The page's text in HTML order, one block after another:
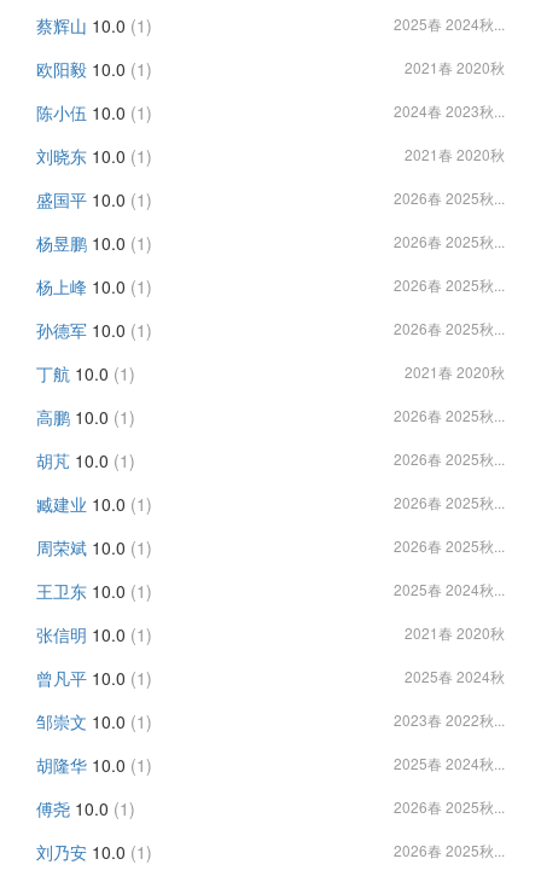
蔡辉山 10.0 (1) 2025春 2024秋...
欧阳毅 10.0 (1) 2021春 2020秋
陈小伍 10.0 (1) 2024春 2023秋...
刘晓东 10.0 (1) 2021春 2020秋
盛国平 10.0 (1) 2026春 2025秋...
杨昱鹏 10.0 (1) 2026春 2025秋...
杨上峰 10.0 (1) 2026春 2025秋...
孙德军 10.0 (1) 2026春 2025秋...
丁航 10.0 (1) 2021春 2020秋
高鹏 10.0 (1) 2026春 2025秋...
胡芃 10.0 (1) 2026春 2025秋...
臧建业 10.0 (1) 2026春 2025秋...
周荣斌 10.0 (1) 2026春 2025秋...
王卫东 10.0 (1) 2025春 2024秋...
张信明 10.0 (1) 2021春 2020秋
曾凡平 10.0 (1) 2025春 2024秋
邹崇文 10.0 (1) 2023春 2022秋...
胡隆华 10.0 (1) 2025春 2024秋...
傅尧 10.0 (1) 2026春 2025秋...
刘乃安 10.0 (1) 2026春 2025秋...